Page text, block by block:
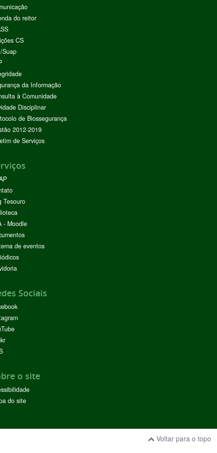
do reitor
CS
Suap
da Informação
à Comunidade
Disciplinar
de Biossegurança
2012-2019
de Serviços
Tesouro
- Moodle
de eventos
Sociais
o site
do site
Voltar para o topo